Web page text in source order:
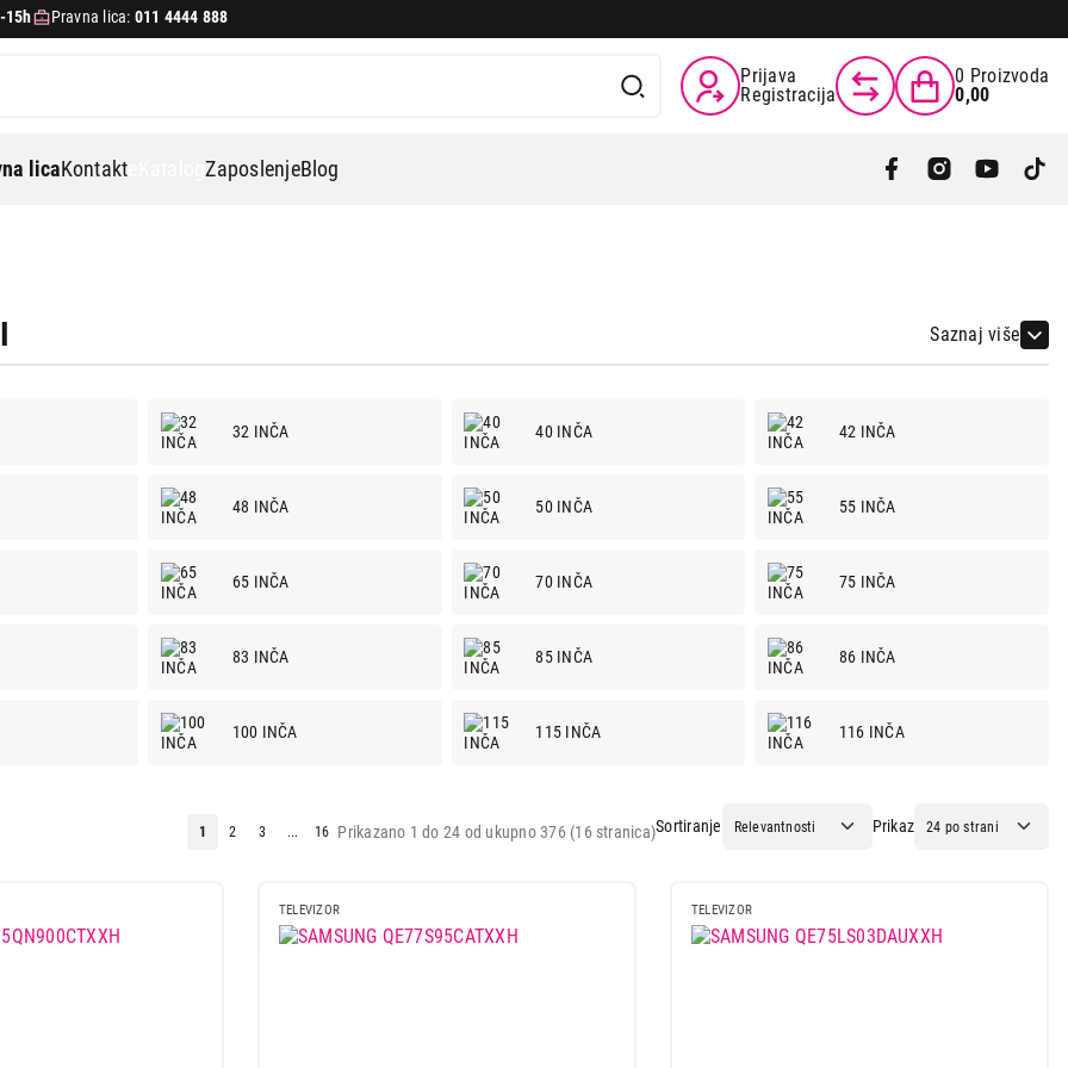
15h Pravna lica: 011 4444 888
Prijava
Registracija
0 Proizvoda
0,00
licaKontakt eKatalogZaposlenjeBlog
Saznaj više
32 INČA 40 INČA 42 INČA
48 INČA 50 INČA 55 INČA
65 INČA 70 INČA 75 INČA
83 INČA 85 INČA 86 INČA
100 INČA 115 INČA 116 INČA
Sortiranje Prikaz
Prikazano 1 do 24 od ukupno 376 (16 stranica)
1 2 3 ... 16
TELEVIZOR TELEVIZOR